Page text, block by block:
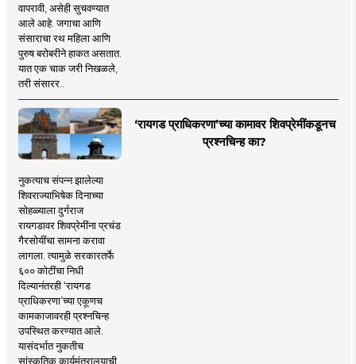
वापरावी, असेही सुचवण्यात
आले आहे. जगाचा आणि
संसाराचा रथ महिला आणि
पुरुष बरोबरीने हाकत असतात.
यात एक चाक जरी निखळले,
तरी संसारर..
‘रायगड प्राधिकरणा’च्या कामावर शिवप्रेमींकडूनच
प्रश्नचिन्ह का?
नुकत्याच संपन्न झालेल्या
शिवराज्याभिषेक दिनाच्या
सोहळ्याला दुर्गराज
रायगडावर शिवप्रेमींना प्रचंड
गैरसोयींचा सामना करावा
लागला. त्यामुळे सरकारतर्फे
६०० कोटींचा निधी
दिल्यानंतरही ‘रायगड
प्राधिकरणा’च्या एकूणच
कामकाजावरही प्रश्नचिन्ह
उपस्थित करण्यात आले.
यासंदर्भात नुकतीच
सांस्कृतिक कार्यमंत्रालयाची